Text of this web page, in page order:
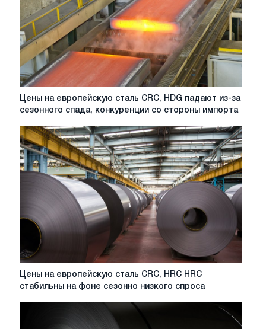
Цены
на
сталь
CRC,
HDG
падают
спада,
конкуренции
стороны
Цены на европейскую сталь CRC, HDG падают из-за
сезонного спада, конкуренции со стороны импорта
Цены
на
Цены на европейскую сталь CRC, HRC HRC
стабильны на фоне сезонно низкого спроса